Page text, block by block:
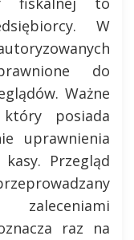
W
do
Ważne
posiada
uprawnienia
Przegląd
raz na